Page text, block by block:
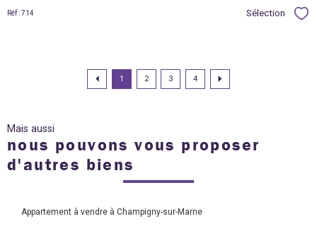
Réf : 714 Sélection
1 2 3 4
Mais aussi
nous pouvons vous proposer
d'autres biens
Appartement à vendre à Champigny-sur-Marne